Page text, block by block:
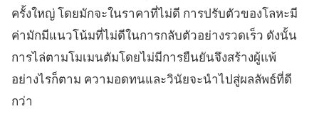
ครั้งใหญ่ โดยมักจะในราคาที่ไม่ดี การปรับตัวของโลหะมี
ค่ามักมีแนวโน้มที่ไม่ดีในการกลับตัวอย่างรวดเร็ว ดังนั้น
การไล่ตามโมเมนตัมโดยไม่มีการยืนยันจึงสร้างผู้แพ้
อย่างไรก็ตาม ความอดทนและวินัยจะนำไปสู่ผลลัพธ์ที่ดี
กว่า